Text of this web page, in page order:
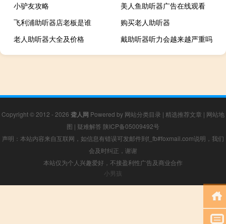
小驴友攻略
美人鱼助听器广告在线观看
飞利浦助听器店老板是谁
购买老人助听器
老人助听器大全及价格
戴助听器听力会越来越严重吗
Copyright © 2012 - 2026 聋人网 Powered by 网站分类目录 | 精选推荐文章 | 网站地
图 | 疑难解答 陕ICP备05009492号
声明：本站内容来自互联网，如信息有错误可发邮件到f_fb#foxmail.com说明，我们
会及时纠正，谢谢
本站仅为个人兴趣爱好，不接盈利性广告及商业合作
小男孩